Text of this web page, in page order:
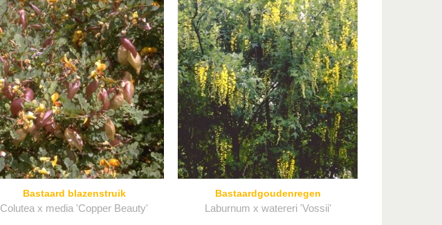
Bastaard blazenstruik
Colutea x media 'Copper Beauty'
Bastaardgoudenregen
Laburnum x watereri 'Vossii'